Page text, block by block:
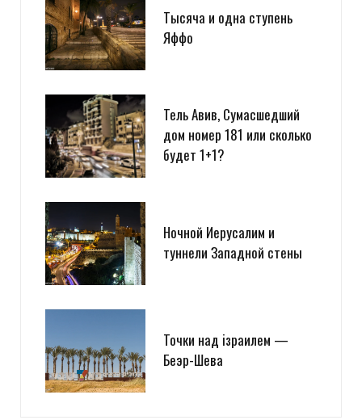
Тысяча и одна ступень
Яффо
Тель Авив, Сумасшедший
дом номер 181 или сколько
будет 1+1?
Ночной Иерусалим и
туннели Западной стены
Точки над iзраилем —
Беэр-Шева